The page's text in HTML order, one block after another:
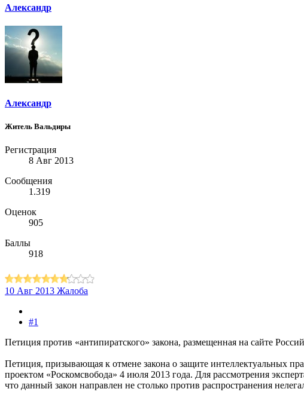
Александр
Александр
Житель Вальдиры
Регистрация
8 Авг 2013
Сообщения
1.319
Оценок
905
Баллы
918
10 Авг 2013 Жалоба
#1
Петиция против «антипиратского» закона, размещенная на сайте
Петиция, призывающая к отмене закона о защите интеллектуальных
проектом «Роскомсвобода» 4 июля 2013 года. Для рассмотрения
что данный закон направлен не столько против распространения